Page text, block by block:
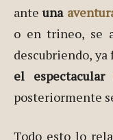
anteuna
o en trineo, se
descubriendo, ya
el espectacular
posteriormente
Todo esto lo